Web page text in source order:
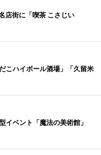
店街に「喫茶 こさじい
こハイボール酒場」「久留米
イベント「魔法の美術館」